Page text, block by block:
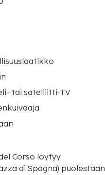
tai satelliitti-TV
Corso löytyy
di Spagna) puolestaan